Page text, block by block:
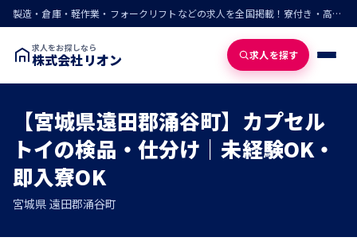
製造・倉庫・軽作業・フォークリフトなどの求人を全国掲載！寮付き・高収入・即入寮の仕事が見つかる
求人をお探しなら
株式会社リオン 求人を探す
【宮城県遠田郡涌谷町】カプセル
トイの検品・仕分け｜未経験OK・
即入寮OK
宮城県 遠田郡涌谷町